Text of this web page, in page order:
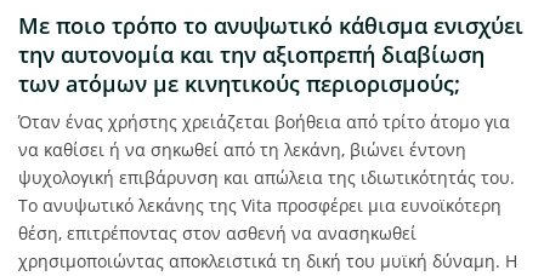
Με ποιο τρόπο το ανυψωτικό κάθισμα ενισχύει
την αυτονομία και την αξιοπρεπή διαβίωση
των аτόμων με κινητικούς περιορισμούς;
Όταν ένας χρήστης χρειάζεται βοήθεια από τρίτο άτομο για
να καθίσει ή να σηκωθεί από τη λεκάνη, βιώνει έντονη
ψυχολογική επιβάρυνση και απώλεια της ιδιωτικότητάς του.
Το ανυψωτικό λεκάνης της Vita προσφέρει μια ευνοϊκότερη
θέση, επιτρέποντας στον ασθενή να ανασηκωθεί
χρησιμοποιώντας αποκλειστικά τη δική του μυϊκή δύναμη. Η